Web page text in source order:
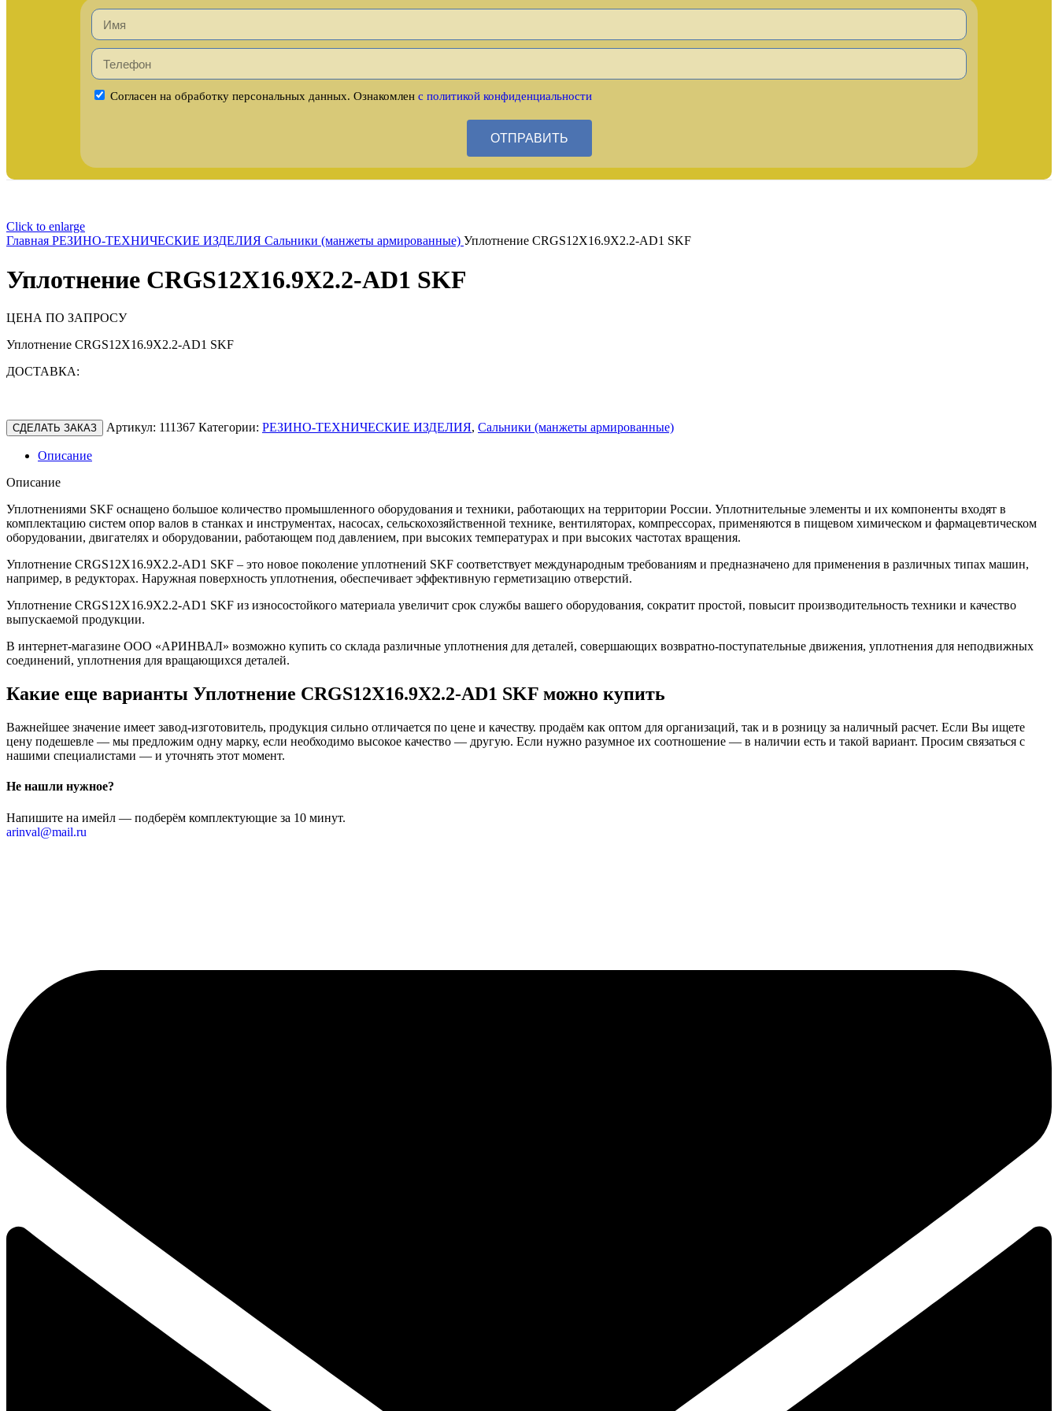
Согласен на обработку персональных данных. Ознакомлен с политикой конфиденциальности
ОТПРАВИТЬ
Click to enlarge
Главная РЕЗИНО-ТЕХНИЧЕСКИЕ ИЗДЕЛИЯ Сальники (манжеты армированные) Уплотнение CRGS12X16.9X2.2-AD1 SKF
Уплотнение CRGS12X16.9X2.2-AD1 SKF
ЦЕНА ПО ЗАПРОСУ
Уплотнение CRGS12X16.9X2.2-AD1 SKF
ДОСТАВКА:
СДЕЛАТЬ ЗАКАЗ Артикул: 111367 Категории: РЕЗИНО-ТЕХНИЧЕСКИЕ ИЗДЕЛИЯ, Сальники (манжеты армированные)
Описание
Описание
Уплотнениями SKF оснащено большое количество промышленного оборудования и техники, работающих на территории России. Уплотнительные элементы и их компоненты входят в
комплектацию систем опор валов в станках и инструментах, насосах, сельскохозяйственной технике, вентиляторах, компрессорах, применяются в пищевом химическом и фармацевтическом
оборудовании, двигателях и оборудовании, работающем под давлением, при высоких температурах и при высоких частотах вращения.
Уплотнение CRGS12X16.9X2.2-AD1 SKF – это новое поколение уплотнений SKF соответствует международным требованиям и предназначено для применения в различных типах машин,
например, в редукторах. Наружная поверхность уплотнения, обеспечивает эффективную герметизацию отверстий.
Уплотнение CRGS12X16.9X2.2-AD1 SKF из износостойкого материала увеличит срок службы вашего оборудования, сократит простой, повысит производительность техники и качество
выпускаемой продукции.
В интернет-магазине ООО «АРИНВАЛ» возможно купить со склада различные уплотнения для деталей, совершающих возвратно-поступательные движения, уплотнения для неподвижных
соединений, уплотнения для вращающихся деталей.
Какие еще варианты Уплотнение CRGS12X16.9X2.2-AD1 SKF можно купить
Важнейшее значение имеет завод-изготовитель, продукция сильно отличается по цене и качеству. продаём как оптом для организаций, так и в розницу за наличный расчет. Если Вы ищете
цену подешевле — мы предложим одну марку, если необходимо высокое качество — другую. Если нужно разумное их соотношение — в наличии есть и такой вариант. Просим связаться с
нашими специалистами — и уточнять этот момент.
Не нашли нужное?
Напишите на имейл — подберём комплектующие за 10 минут.
arinval@mail.ru